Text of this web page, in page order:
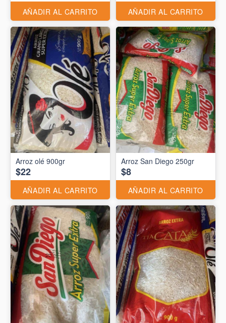
AÑADIR AL CARRITO AÑADIR AL CARRITO
Arroz olé 900gr
$22
AÑADIR AL CARRITO
Arroz San Diego 250gr
$8
AÑADIR AL CARRITO